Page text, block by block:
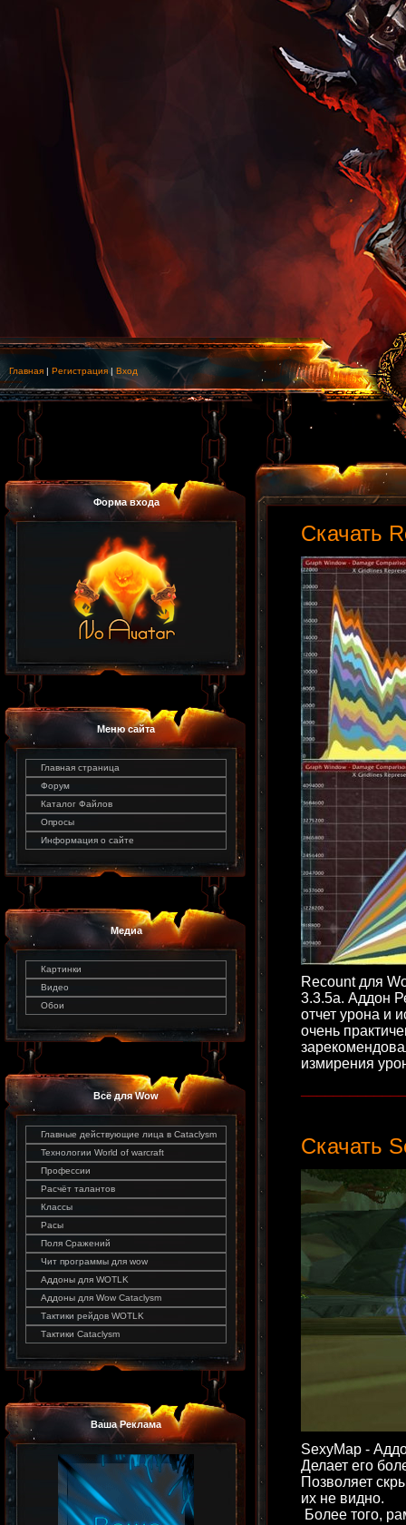
Главная | Регистрация | Вход
Форма входа
Меню сайта
Главная страница
Форум
Каталог Файлов
Опросы
Информация о сайте
Медиа
Картинки
Видео
Обои
Всё для Wow
Главные действующие лица в Cataclysm
Технологии World of warcraft
Профессии
Расчёт талантов
Классы
Расы
Поля Сражений
Чит программы для wow
Аддоны для WOTLK
Аддоны для Wow Cataclysm
Тактики рейдов WOTLK
Тактики Cataclysm
Ваша Реклама
Скачать
Recount для
3.3.5а. Аддон
отчет урона и
очень
измирения
Скачать
SexyMap -
Делает его
Позволяет
их не видно.
Более того,